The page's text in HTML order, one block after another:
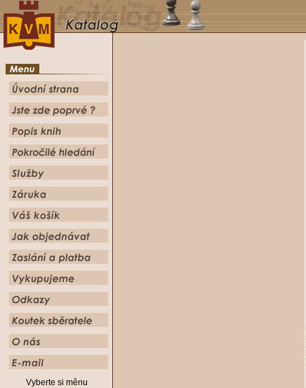
Vyberte si měnu